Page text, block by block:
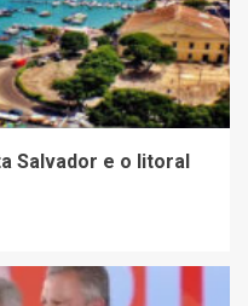
Salvador e o litoral